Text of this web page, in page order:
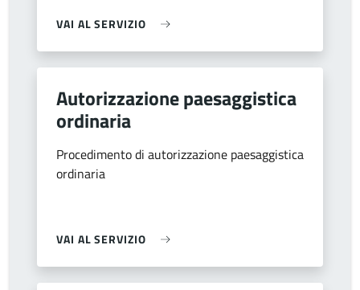
VAI AL SERVIZIO
Autorizzazione paesaggistica
ordinaria
Procedimento di autorizzazione paesaggistica
ordinaria
VAI AL SERVIZIO